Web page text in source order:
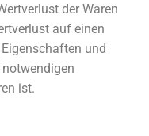
der Waren
auf einen
und
ist.